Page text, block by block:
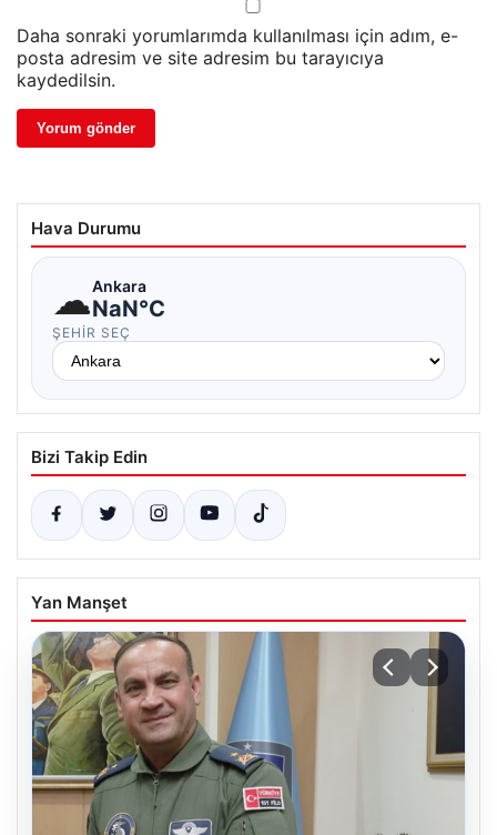
Daha sonraki yorumlarımda kullanılması için adım, e-
posta adresim ve site adresim bu tarayıcıya
kaydedilsin.
Hava Durumu
☁Ankara
NaN°C
ŞEHIR SEÇ
Bizi Takip Edin
Yan Manşet